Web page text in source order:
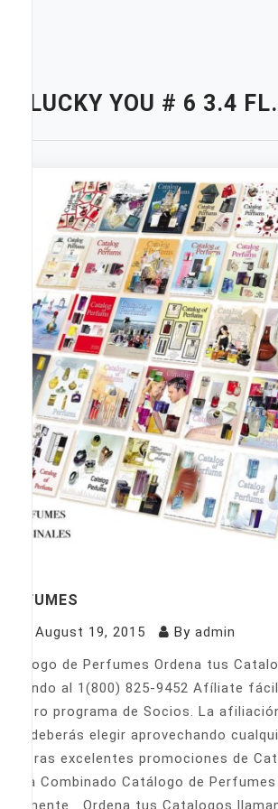
LUCKY YOU # 6 3.4
PERFUMES
August 19, 2015 By admin
Catálogo de Perfumes Ordena tus
llamando al 1(800) 825-9452 Afíliate
nuestro programa de Socios. La
Sólo deberás elegir aprovechando
nuestras excelentes promociones de
Venta Combinado Catálogo de
fácilmente Ordena tus Catalogos